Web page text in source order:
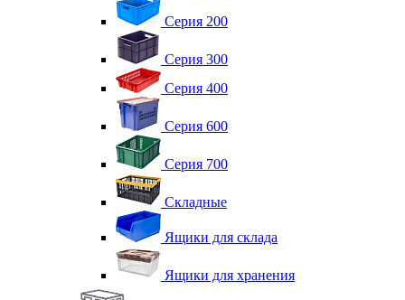
Серия 200
Серия 300
Серия 400
Серия 600
Серия 700
Складные
Ящики для склада
Ящики для хранения